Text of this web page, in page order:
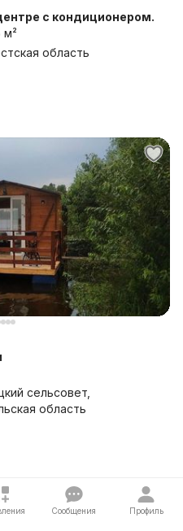
с кондиционером.
м²
область
сельсовет,
область
Сообщения Профиль